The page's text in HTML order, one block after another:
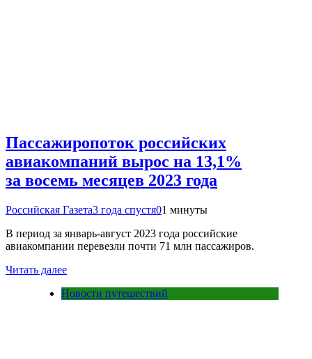
Пассажиропоток российских
авиакомпаний вырос на 13,1%
за восемь месяцев 2023 года
Российская Газета3 года спустя01 минуты
В период за январь-август 2023 года российские
авиакомпании перевезли почти 71 млн пассажиров.
Читать далее
Новости путешествий